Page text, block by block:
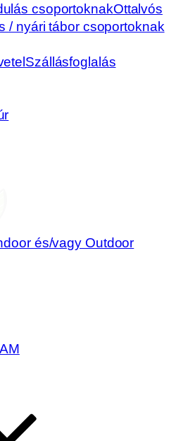
csoportoknakOttalvós
/ nyári tábor csoportoknak
Szállásfoglalás
és/vagy Outdoor